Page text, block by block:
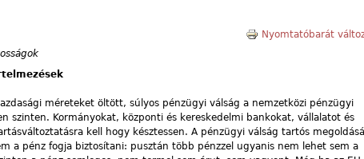
Nyomtatóbarát
méreteket öltött, súlyos pénzügyi válság a nemzetközi pénzügyi
szinten. Kormányokat, központi és kereskedelmi bankokat, vállalatot és
kell hogy késztessen. A pénzügyi válság tartós
a pénz fogja biztosítani: pusztán több pénzzel ugyanis nem lehet sem a